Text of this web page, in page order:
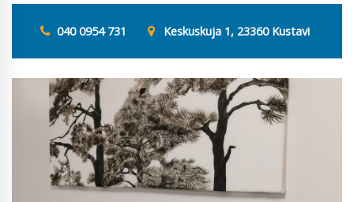
040 0954 731 Keskuskuja 1, 23360 Kustavi